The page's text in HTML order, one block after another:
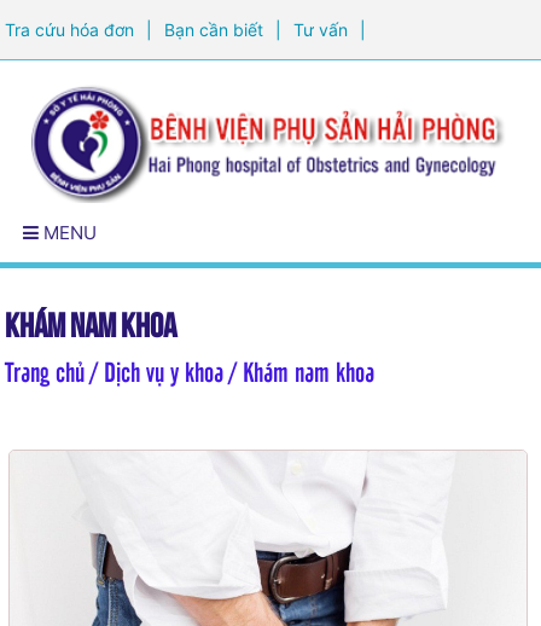
Tra cứu hóa đơn Bạn cần biết Tư vấn
Đăng ký khám sức khỏe
MENU
Khám nam khoa
Trang chủ/ Dịch vụ y khoa / Khám nam khoa